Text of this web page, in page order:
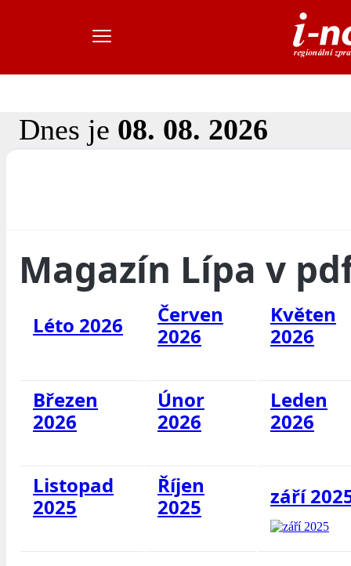
Dnes je 08. 08. 2026
Magazín Lípa v
Léto 2026
Červen
2026
Květen
2026
Březen
2026
Únor
2026
Leden
2026
Listopad
2025
Říjen
2025
září